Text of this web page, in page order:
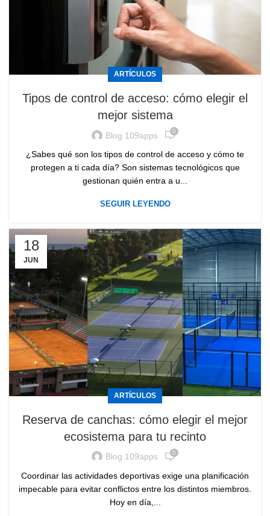
ARTÍCULOS
Tipos de control de acceso: cómo elegir el
mejor sistema
Blog 109apps 0
¿Sabes qué son los tipos de control de acceso y cómo te
protegen a ti cada día? Son sistemas tecnológicos que
gestionan quién entra a u...
SEGUIR LEYENDO
18
JUN
ARTÍCULOS
Reserva de canchas: cómo elegir el mejor
ecosistema para tu recinto
Blog 109apps 0
Coordinar las actividades deportivas exige una planificación
impecable para evitar conflictos entre los distintos miembros.
Hoy en día,...